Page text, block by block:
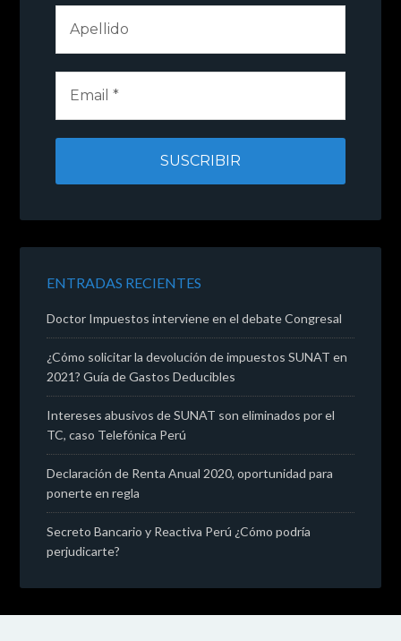
ENTRADAS RECIENTES
Doctor Impuestos interviene en el debate Congresal
¿Cómo solicitar la devolución de impuestos SUNAT en
2021? Guía de Gastos Deducibles
Intereses abusivos de SUNAT son eliminados por el
TC, caso Telefónica Perú
Declaración de Renta Anual 2020, oportunidad para
ponerte en regla
Secreto Bancario y Reactiva Perú ¿Cómo podría
perjudicarte?